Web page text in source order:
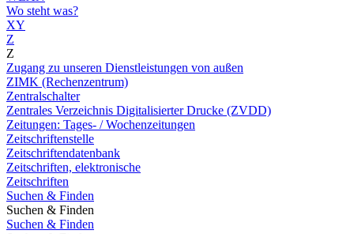
Wo steht was?
XY
Z
Z
Zugang zu unseren Dienstleistungen von außen
ZIMK (Rechenzentrum)
Zentralschalter
Zentrales Verzeichnis Digitalisierter Drucke (ZVDD)
Zeitungen: Tages- / Wochenzeitungen
Zeitschriftenstelle
Zeitschriftendatenbank
Zeitschriften, elektronische
Zeitschriften
Suchen & Finden
Suchen & Finden
Suchen & Finden